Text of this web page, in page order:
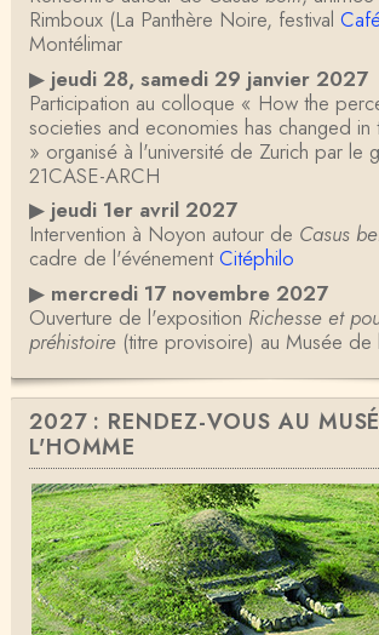
Rimboux (La Panthère Noire, festival
Montélimar
▶ jeudi 28, samedi 29 janvier 2027
Participation au colloque « How the
societies and economies has changed in
» organisé à l'université de Zurich par le
21CASE-ARCH
▶ jeudi 1er avril 2027
Intervention à Noyon autour de Casus
cadre de l'événementCitéphilo
▶ mercredi 17 novembre 2027
Ouverture de l'exposition Richesse et
préhistoire(titre provisoire) au Musée
2027 : RENDEZ-VOUS AU
L'HOMME